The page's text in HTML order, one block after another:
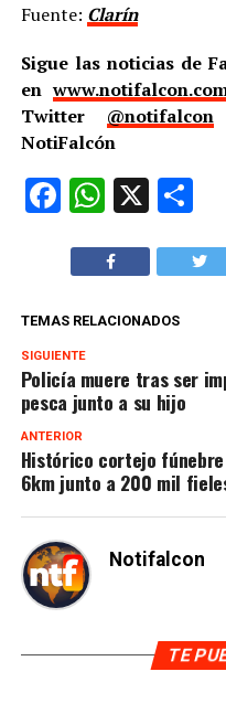
Fuente: Clarín
Sigue las noticias de
en
Twitter @notifalcon
NotiFalcón
Facebook
X
TEMAS RELACIONADOS
SIGUIENTE
Policía muere tras ser
pesca junto a su hijo
ANTERIOR
Histórico cortejo
6km junto a 200 mil
Notifalcon
TE